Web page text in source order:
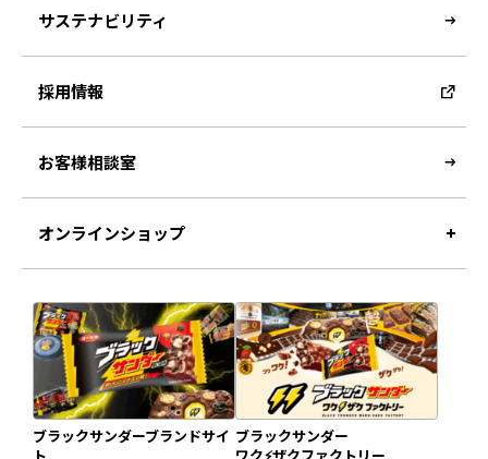
サステナビリティ
採用情報
お客様相談室
オンラインショップ
ブラックサンダーブランドサイ ブラックサンダー